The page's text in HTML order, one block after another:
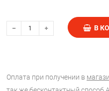
В
Оплата при получении в